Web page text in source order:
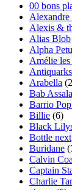
00 bons
Alexandre
Alexis &
Alias Blob
Alpha
Amélie
Antiquarks
Arabella
Bab
Barrio
Billie (6)
Black
Bottle next
Buridane
Calvin
Captain
Charlie